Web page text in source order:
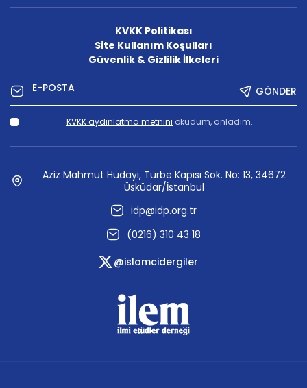
KVKK Politikası
Site Kullanım Koşulları
Güvenlik & Gizlilik İlkeleri
GÖNDER
KVKK aydınlatma metnini okudum, anladım.
Aziz Mahmut Hüdayi, Türbe Kapısı Sok. No: 13, 34672
Üsküdar/İstanbul
idp@idp.org.tr
(0216) 310 43 18
@islamcidergiler